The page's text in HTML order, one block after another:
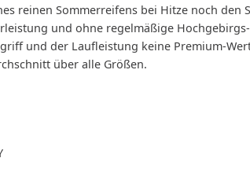
reinen Sommerreifens bei Hitze noch
und ohne regelmäßige
und der Laufleistung keine Premium-
über alle Größen.